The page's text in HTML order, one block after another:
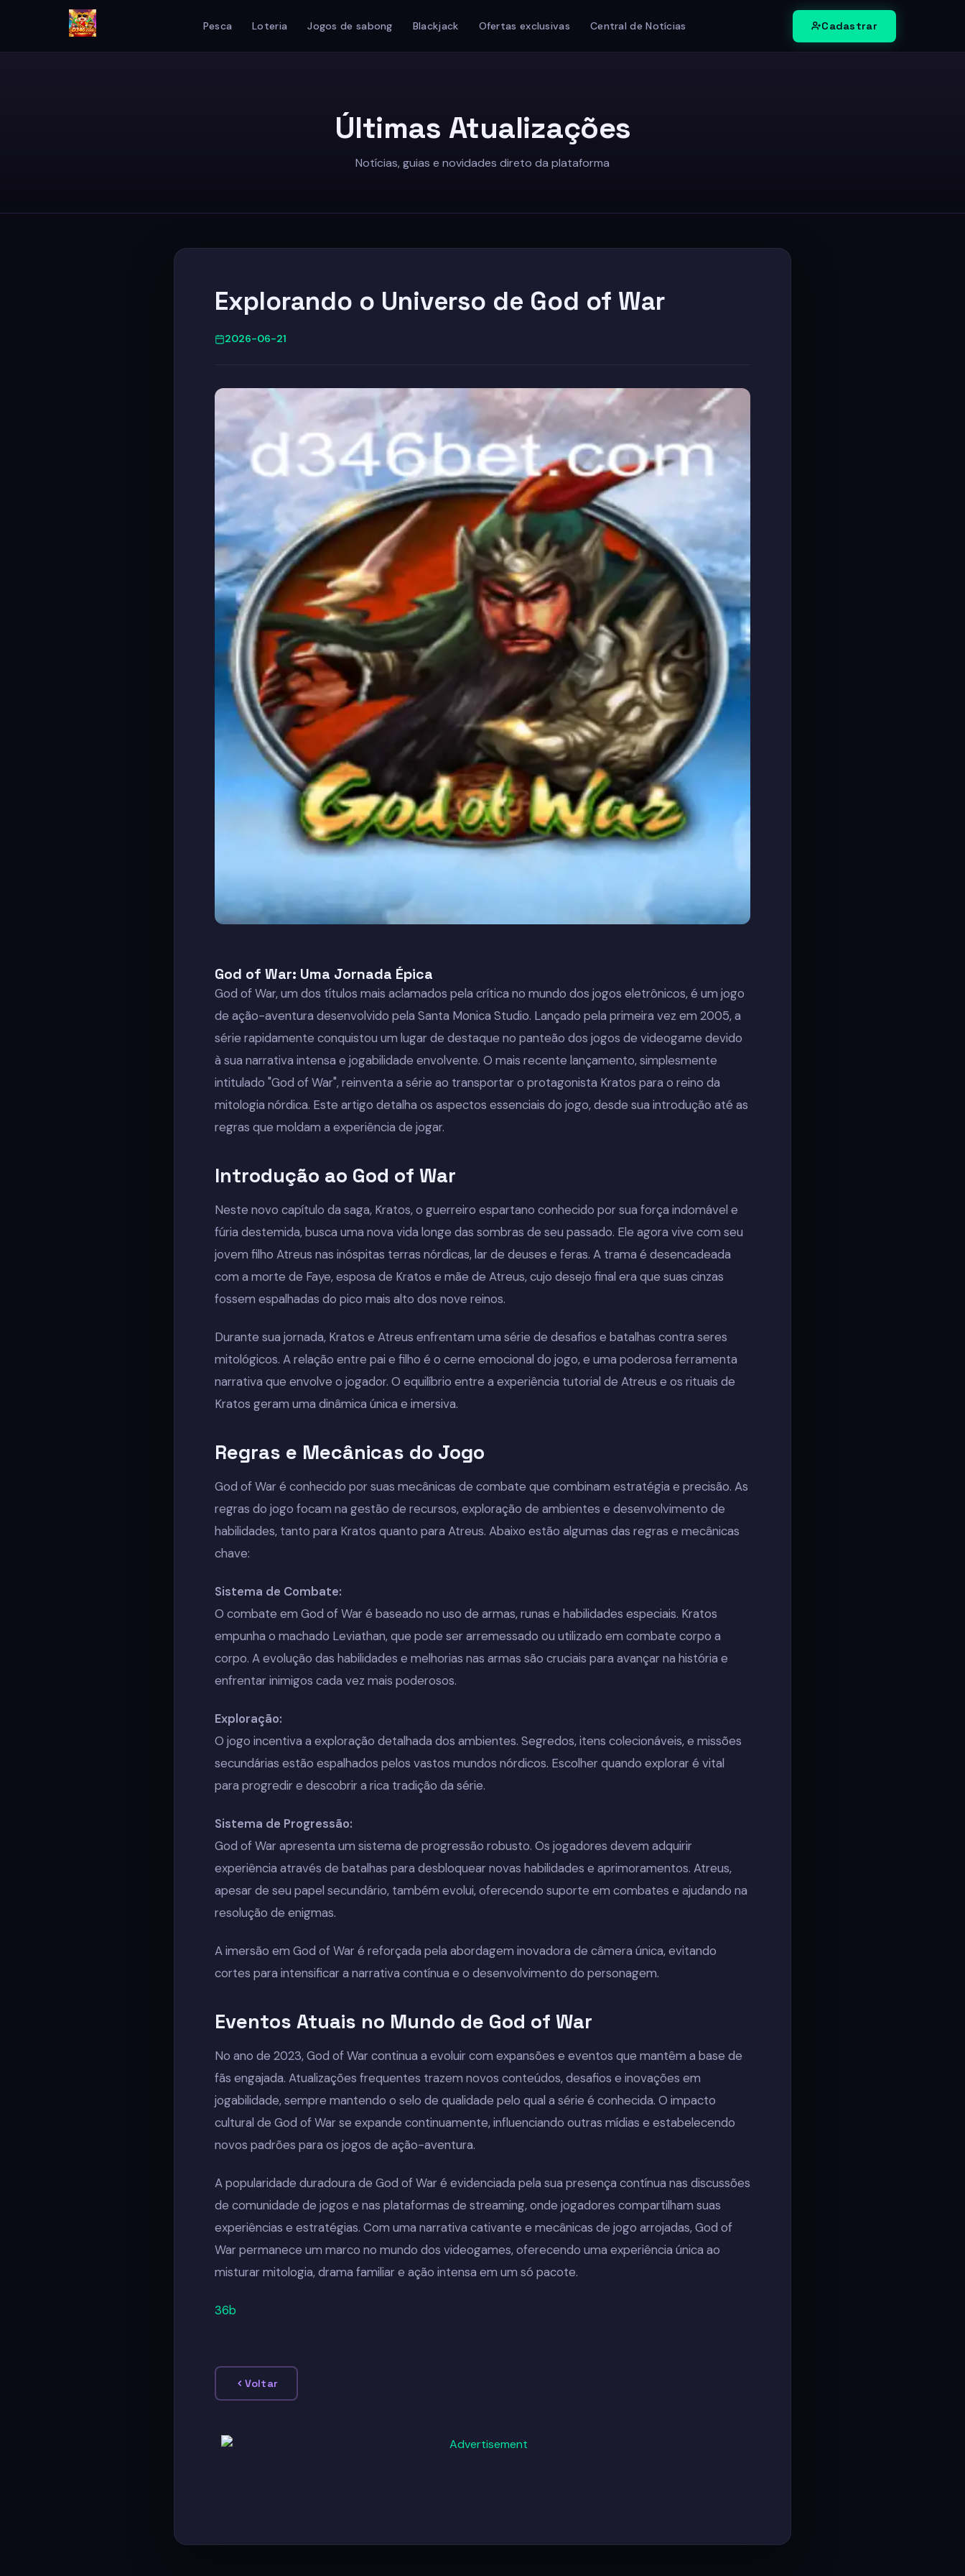
Pesca Loteria Jogos de sabong Blackjack Ofertas exclusivas Central de Notícias Cadastrar
Últimas Atualizações
Notícias, guias e novidades direto da plataforma
Explorando o Universo de God of War
2026-06-21
God of War: Uma Jornada Épica
God of War, um dos títulos mais aclamados pela crítica no mundo dos jogos eletrônicos, é um jogo
de ação-aventura desenvolvido pela Santa Monica Studio. Lançado pela primeira vez em 2005, a
série rapidamente conquistou um lugar de destaque no panteão dos jogos de videogame devido
à sua narrativa intensa e jogabilidade envolvente. O mais recente lançamento, simplesmente
intitulado "God of War", reinventa a série ao transportar o protagonista Kratos para o reino da
mitologia nórdica. Este artigo detalha os aspectos essenciais do jogo, desde sua introdução até as
regras que moldam a experiência de jogar.
Introdução ao God of War
Neste novo capítulo da saga, Kratos, o guerreiro espartano conhecido por sua força indomável e
fúria destemida, busca uma nova vida longe das sombras de seu passado. Ele agora vive com seu
jovem filho Atreus nas inóspitas terras nórdicas, lar de deuses e feras. A trama é desencadeada
com a morte de Faye, esposa de Kratos e mãe de Atreus, cujo desejo final era que suas cinzas
fossem espalhadas do pico mais alto dos nove reinos.
Durante sua jornada, Kratos e Atreus enfrentam uma série de desafios e batalhas contra seres
mitológicos. A relação entre pai e filho é o cerne emocional do jogo, e uma poderosa ferramenta
narrativa que envolve o jogador. O equilíbrio entre a experiência tutorial de Atreus e os rituais de
Kratos geram uma dinâmica única e imersiva.
Regras e Mecânicas do Jogo
God of War é conhecido por suas mecânicas de combate que combinam estratégia e precisão. As
regras do jogo focam na gestão de recursos, exploração de ambientes e desenvolvimento de
habilidades, tanto para Kratos quanto para Atreus. Abaixo estão algumas das regras e mecânicas
chave:
Sistema de Combate:
O combate em God of War é baseado no uso de armas, runas e habilidades especiais. Kratos
empunha o machado Leviathan, que pode ser arremessado ou utilizado em combate corpo a
corpo. A evolução das habilidades e melhorias nas armas são cruciais para avançar na história e
enfrentar inimigos cada vez mais poderosos.
Exploração:
O jogo incentiva a exploração detalhada dos ambientes. Segredos, itens colecionáveis, e missões
secundárias estão espalhados pelos vastos mundos nórdicos. Escolher quando explorar é vital
para progredir e descobrir a rica tradição da série.
Sistema de Progressão:
God of War apresenta um sistema de progressão robusto. Os jogadores devem adquirir
experiência através de batalhas para desbloquear novas habilidades e aprimoramentos. Atreus,
apesar de seu papel secundário, também evolui, oferecendo suporte em combates e ajudando na
resolução de enigmas.
A imersão em God of War é reforçada pela abordagem inovadora de câmera única, evitando
cortes para intensificar a narrativa contínua e o desenvolvimento do personagem.
Eventos Atuais no Mundo de God of War
No ano de 2023, God of War continua a evoluir com expansões e eventos que mantêm a base de
fãs engajada. Atualizações frequentes trazem novos conteúdos, desafios e inovações em
jogabilidade, sempre mantendo o selo de qualidade pelo qual a série é conhecida. O impacto
cultural de God of War se expande continuamente, influenciando outras mídias e estabelecendo
novos padrões para os jogos de ação-aventura.
A popularidade duradoura de God of War é evidenciada pela sua presença contínua nas discussões
de comunidade de jogos e nas plataformas de streaming, onde jogadores compartilham suas
experiências e estratégias. Com uma narrativa cativante e mecânicas de jogo arrojadas, God of
War permanece um marco no mundo dos videogames, oferecendo uma experiência única ao
misturar mitologia, drama familiar e ação intensa em um só pacote.
36b
Voltar